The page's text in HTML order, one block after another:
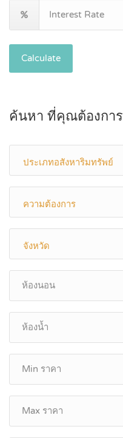
Calculate
ค้นหา ที่คุณต้องการ